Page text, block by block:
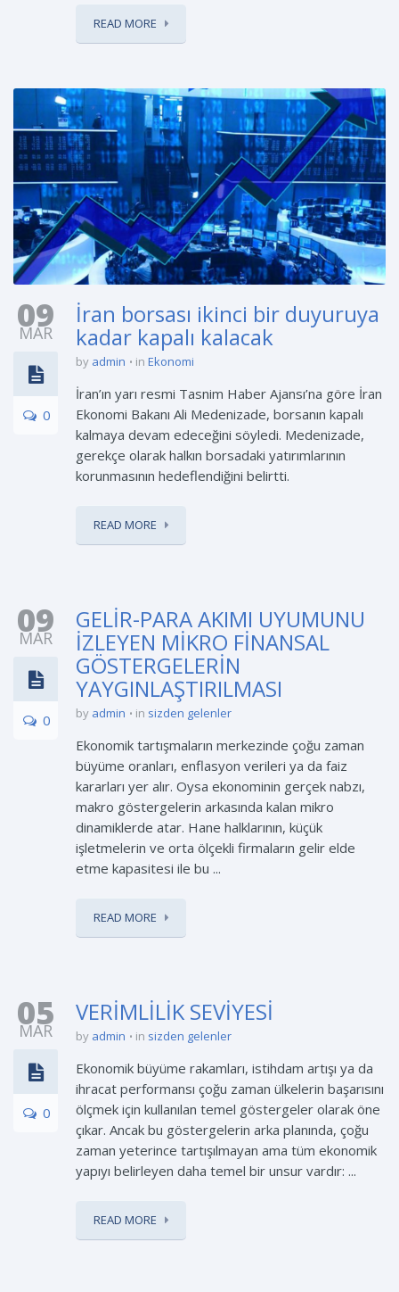
READ MORE
09
MAR
0
İran borsası ikinci bir duyuruya
kadar kapalı kalacak
by admin in Ekonomi
İran’ın yarı resmi Tasnim Haber Ajansı’na göre İran
Ekonomi Bakanı Ali Medenizade, borsanın kapalı
kalmaya devam edeceğini söyledi. Medenizade,
gerekçe olarak halkın borsadaki yatırımlarının
korunmasının hedeflendiğini belirtti.
READ MORE
09
MAR
0
GELİR-PARA AKIMI UYUMUNU
İZLEYEN MİKRO FİNANSAL
GÖSTERGELERİN
YAYGINLAŞTIRILMASI
by admin in sizden gelenler
Ekonomik tartışmaların merkezinde çoğu zaman
büyüme oranları, enflasyon verileri ya da faiz
kararları yer alır. Oysa ekonominin gerçek nabzı,
makro göstergelerin arkasında kalan mikro
dinamiklerde atar. Hane halklarının, küçük
işletmelerin ve orta ölçekli firmaların gelir elde
etme kapasitesi ile bu ...
READ MORE
05
MAR
0
VERİMLİLİK SEVİYESİ
by admin in sizden gelenler
Ekonomik büyüme rakamları, istihdam artışı ya da
ihracat performansı çoğu zaman ülkelerin başarısını
ölçmek için kullanılan temel göstergeler olarak öne
çıkar. Ancak bu göstergelerin arka planında, çoğu
zaman yeterince tartışılmayan ama tüm ekonomik
yapıyı belirleyen daha temel bir unsur vardır: ...
READ MORE